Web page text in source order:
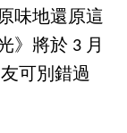
味地還原這
》將於 3 月
可別錯過